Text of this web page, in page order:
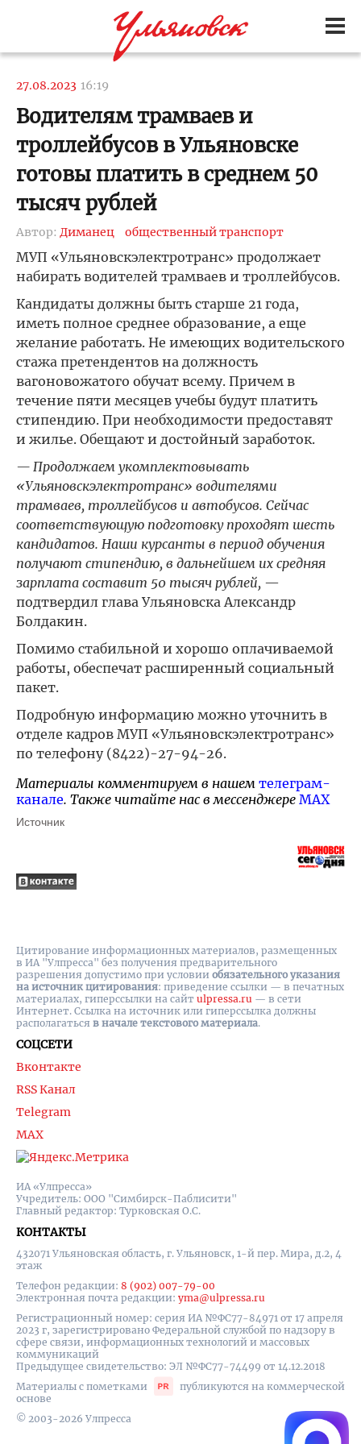
27.08.2023 16:19
Водителям трамваев и
троллейбусов в Ульяновске
готовы платить в среднем 50
тысяч рублей
Автор: Диманец общественный транспорт
МУП «Ульяновскэлектротранс» продолжает
набирать водителей трамваев и троллейбусов.
Кандидаты должны быть старше 21 года,
иметь полное среднее образование, а еще
желание работать. Не имеющих водительского
стажа претендентов на должность
вагоновожатого обучат всему. Причем в
течение пяти месяцев учебы будут платить
стипендию. При необходимости предоставят
и жилье. Обещают и достойный заработок.
— Продолжаем укомплектовывать
«Ульяновскэлектротранс» водителями
трамваев, троллейбусов и автобусов. Сейчас
соответствующую подготовку проходят шесть
кандидатов. Наши курсанты в период обучения
получают стипендию, в дальнейшем их средняя
зарплата составит 50 тысяч рублей, —
подтвердил глава Ульяновска Александр
Болдакин.
Помимо стабильной и хорошо оплачиваемой
работы, обеспечат расширенный социальный
пакет.
Подробную информацию можно уточнить в
отделе кадров МУП «Ульяновскэлектротранс»
по телефону (8422)-27-94-26.
Материалы комментируем в нашем телеграм-
канале. Также читайте нас в мессенджере MAX
Источник
ИА «Улпресса»
Учредитель: ООО "Симбирск-Паблисити"
Главный редактор: Турковская О.С.
КОНТАКТЫ
432071 Ульяновская область, г. Ульяновск, 1-й пер. Мира, д.2, 4
этаж
Телефон редакции: 8 (902) 007-79-00
Электронная почта редакции: yma@ulpressa.ru
Регистрационный номер: серия ИА №ФС77-84971 от 17 апреля
2023 г, зарегистрировано Федеральной службой по надзору в
сфере связи, информационных технологий и массовых
коммуникаций
Предыдущее свидетельство: ЭЛ №ФС77-74499 от 14.12.2018
Материалы с пометками
публикуются на коммерческой
основе
© 2003-2026 Улпресса
СОЦСЕТИ
Вконтакте
RSS Канал
Telegram
MAX
Цитирование информационных материалов, размещенных
в ИА "Улпресса" без получения предварительного
разрешения допустимо при условии обязательного указания
на источник цитирования: приведение ссылки — в печатных
материалах, гиперссылки на cайт ulpressa.ru — в сети
Интернет. Ссылка на источник или гиперссылка должны
располагаться в начале текстового материала.